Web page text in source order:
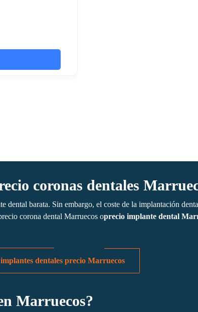
coronas dentales
dental barata. Sin embargo, el coste de la implantación
corona dental Marruecos oprecio implante dental
dentales precio Marruecos
Marruecos?